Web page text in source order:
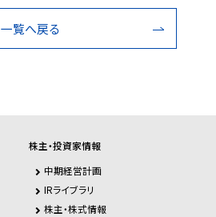
一覧へ戻る
株主・投資家情報
中期経営計画
IRライブラリ
株主・株式情報